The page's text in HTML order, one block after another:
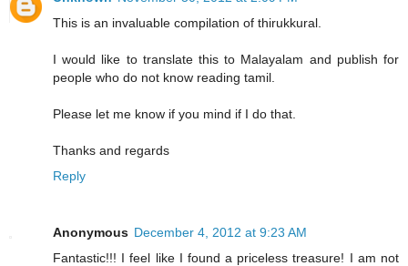
This is an invaluable compilation of thirukkural.
I would like to translate this to Malayalam and publish for
people who do not know reading tamil.
Please let me know if you mind if I do that.
Thanks and regards
Reply
Anonymous December 4, 2012 at 9:23 AM
Fantastic!!! I feel like I found a priceless treasure! I am not